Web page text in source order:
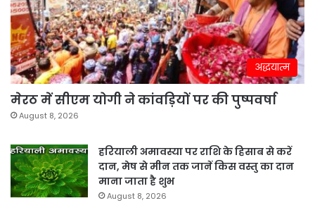
अद्धयात्म
मेरठ में सीएम योगी ने कांवड़ियों पर की पुष्पवर्षा
August 8, 2026
हरियाली अमावस्या पर राशि के हिसाब से करें
दान, मेष से मीन तक जानें किस वस्तु का दान
माना जाता है शुभ
August 8, 2026